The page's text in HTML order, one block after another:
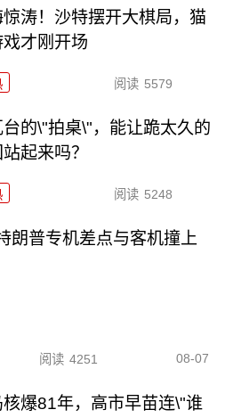
涛！沙特摆开大棋局，猫
戏才刚开场
阅读 5579
台的\"拍桌\"，能让跪太久的
起来吗？
阅读 5248
朗普专机差点与客机撞上
阅读 4251 08-07
核爆81年，高市早苗连\"谁